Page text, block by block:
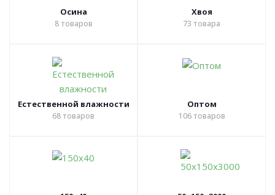
Осина
8товаров
Хвоя
73 товара
Естественной влажности
68 товаров
Оптом
106товаров